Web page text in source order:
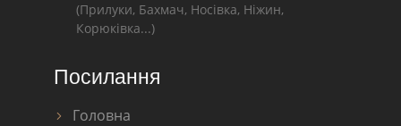
(Прилуки, Бахмач, Носівка, Ніжин,
Корюківка...)
Посилання
Головна